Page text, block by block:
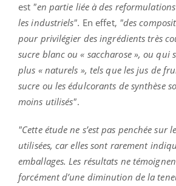
est "en partie liée à des
les industriels". En effet, "des
pour privilégier des ingrédients très
sucre blanc ou « saccharose », ou qui
plus « naturels », tels que les jus de
sucre ou les édulcorants de synthèse
moins utilisés".
"Cette étude ne s’est pas penchée sur
utilisées, car elles sont rarement
emballages. Les résultats ne
forcément d’une diminution de la